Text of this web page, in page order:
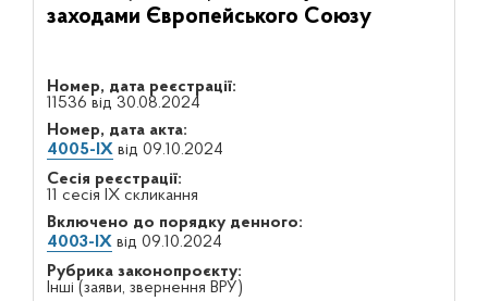
заходами Європейського Союзу
Номер, дата реєстрації:
11536 від 30.08.2024
Номер, дата акта:
4005-IXвід 09.10.2024
Сесія реєстрації:
11 сесія IX скликання
Включено до порядку денного:
4003-IXвід 09.10.2024
Рубрика законопроєкту:
Інші (заяви, звернення ВРУ)